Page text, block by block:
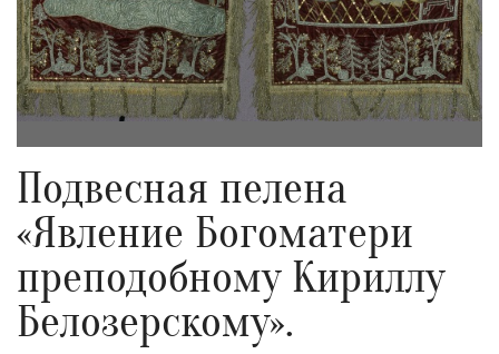
Подвесная пелена
«Явление Богоматери
преподобному Кириллу
Белозерскому».